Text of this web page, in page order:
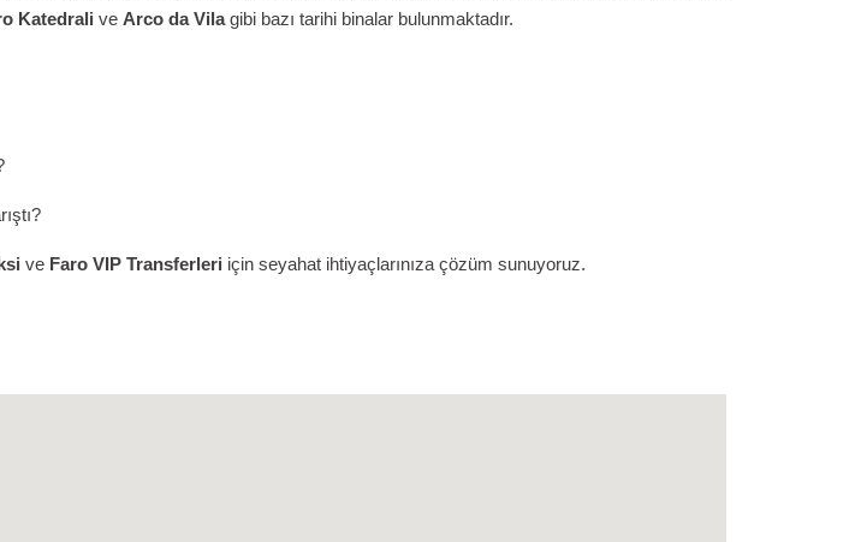
Katedrali ve Arco da Vilagibi bazı tarihi binalar bulunmaktadır.
ve Faro VIP Transferleri için seyahat ihtiyaçlarınıza çözüm sunuyoruz.